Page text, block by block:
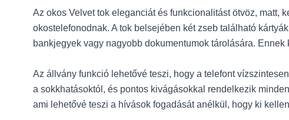
Az okos Velvet tok eleganciát és funkcionalitást ötvöz, matt,
okostelefonodnak. A tok belsejében két zseb található
bankjegyek vagy nagyobb dokumentumok tárolására.
Az állvány funkció lehetővé teszi, hogy a telefont
a sokkhatásoktól, és pontos kivágásokkal rendelkezik
ami lehetővé teszi a hívások fogadását anélkül, hogy ki